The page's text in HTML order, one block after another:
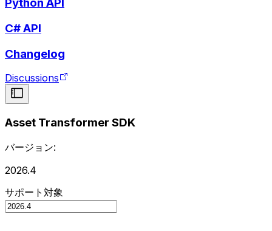
Python API
C# API
Changelog
Discussions
Asset Transformer SDK
バージョン:
2026.4
サポート対象